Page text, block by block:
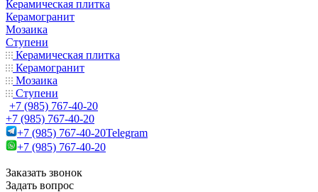
Керамическая плитка
Керамогранит
Мозаика
Ступени
Керамическая плитка
Керамогранит
Мозаика
Ступени
+7 (985) 767-40-20
+7 (985) 767-40-20
+7 (985) 767-40-20Telegram
+7 (985) 767-40-20
Заказать звонок
Задать вопрос